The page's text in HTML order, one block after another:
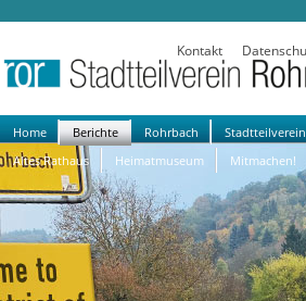
Kontakt
Navigation
überspringen
Home Berichte Rohrbach Stadtteilverein
Altes Rathaus
Heimatmuseum Mitmachen!